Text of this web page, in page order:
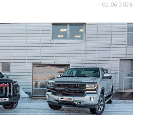
01.06.2026